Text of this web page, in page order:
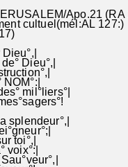
Apo.21 (RA
cultuel(mél:AL 127:)
Dieu°,|
mil°liers°|
splendeur°,|
toi°,|
voix°:|